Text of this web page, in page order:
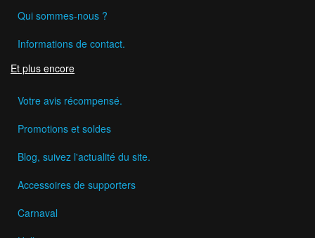
Qui sommes-nous ?
Informations de contact.
Et plus encore
Votre avis récompensé.
Promotions et soldes
Blog, suivez l'actualité du site.
Accessoires de supporters
Carnaval